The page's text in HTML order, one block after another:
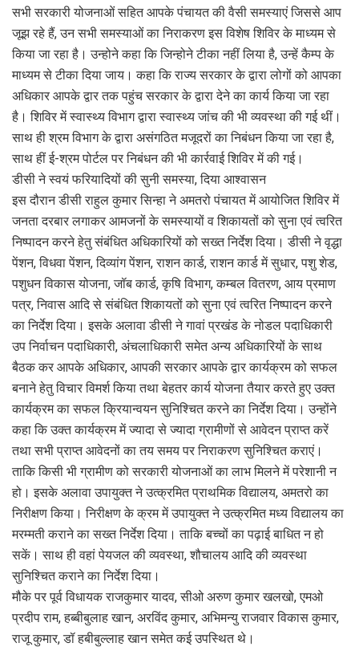
सभी सरकारी योजनाओं सहित आपके पंचायत की वैसी समस्याएं जिससे आप
जूझ रहे हैं, उन सभी समस्याओं का निराकरण इस विशेष शिविर के माध्यम से
किया जा रहा है। उन्होने कहा कि जिन्होने टीका नहीं लिया है, उन्हें कैम्प के
माध्यम से टीका दिया जाय। कहा कि राज्य सरकार के द्वारा लोगों को आपका
अधिकार आपके द्वार तक पहुंच सरकार के द्वारा देने का कार्य किया जा रहा
है। शिविर में स्वास्थ्य विभाग द्वारा स्वास्थ्य जांच की भी व्यवस्था की गई थीं।
साथ ही श्रम विभाग के द्वारा असंगठित मजूदरों का निबंधन किया जा रहा है,
साथ हीं ई-श्रम पोर्टल पर निबंधन की भी कार्रवाई शिविर में की गई।
डीसी ने स्वयं फरियादियों की सुनी समस्या, दिया आश्वासन
इस दौरान डीसी राहुल कुमार सिन्हा ने अमतरो पंचायत में आयोजित शिविर में
जनता दरबार लगाकर आमजनों के समस्यायों व शिकायतों को सुना एवं त्वरित
निष्पादन करने हेतु संबंधित अधिकारियों को सख्त निर्देश दिया। डीसी ने वृद्धा
पेंशन, विधवा पेंशन, दिव्यांग पेंशन, राशन कार्ड, राशन कार्ड में सुधार, पशु शेड,
पशुधन विकास योजना, जॉब कार्ड, कृषि विभाग, कम्बल वितरण, आय प्रमाण
पत्र, निवास आदि से संबंधित शिकायतों को सुना एवं त्वरित निष्पादन करने
का निर्देश दिया। इसके अलावा डीसी ने गावां प्रखंड के नोडल पदाधिकारी
उप निर्वाचन पदाधिकारी, अंचलाधिकारी समेत अन्य अधिकारियों के साथ
बैठक कर आपके अधिकार, आपकी सरकार आपके द्वार कार्यक्रम को सफल
बनाने हेतु विचार विमर्श किया तथा बेहतर कार्य योजना तैयार करते हुए उक्त
कार्यक्रम का सफल क्रियान्वयन सुनिश्चित करने का निर्देश दिया। उन्होंने
कहा कि उक्त कार्यक्रम में ज्यादा से ज्यादा ग्रामीणों से आवेदन प्राप्त करें
तथा सभी प्राप्त आवेदनों का तय समय पर निराकरण सुनिश्चित कराएं।
ताकि किसी भी ग्रामीण को सरकारी योजनाओं का लाभ मिलने में परेशानी न
हो। इसके अलावा उपायुक्त ने उत्क्रमित प्राथमिक विद्यालय, अमतरो का
निरीक्षण किया। निरीक्षण के क्रम में उपायुक्त ने उत्क्रमित मध्य विद्यालय का
मरम्मती कराने का सख्त निर्देश दिया। ताकि बच्चों का पढ़ाई बाधित न हो
सकें। साथ ही वहां पेयजल की व्यवस्था, शौचालय आदि की व्यवस्था
सुनिश्चित कराने का निर्देश दिया।
मौके पर पूर्व विधायक राजकुमार यादव, सीओ अरुण कुमार खलखो, एमओ
प्रदीप राम, हब्बीबुलाह खान, अरविंद कुमार, अभिमन्यु राजवार विकास कुमार,
राजू कुमार, डॉ हबीबुल्लाह खान समेत कई उपस्थित थे।